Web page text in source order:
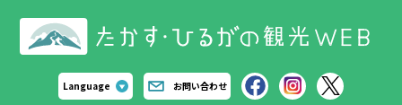
Language お問い合わせ